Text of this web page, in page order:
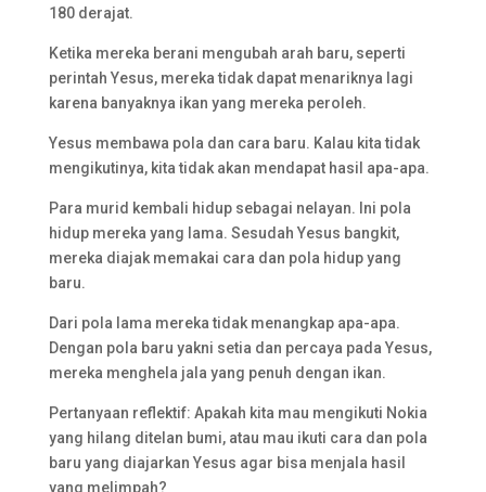
180 derajat.
Ketika mereka berani mengubah arah baru, seperti
perintah Yesus, mereka tidak dapat menariknya lagi
karena banyaknya ikan yang mereka peroleh.
Yesus membawa pola dan cara baru. Kalau kita tidak
mengikutinya, kita tidak akan mendapat hasil apa-apa.
Para murid kembali hidup sebagai nelayan. Ini pola
hidup mereka yang lama. Sesudah Yesus bangkit,
mereka diajak memakai cara dan pola hidup yang
baru.
Dari pola lama mereka tidak menangkap apa-apa.
Dengan pola baru yakni setia dan percaya pada Yesus,
mereka menghela jala yang penuh dengan ikan.
Pertanyaan reflektif: Apakah kita mau mengikuti Nokia
yang hilang ditelan bumi, atau mau ikuti cara dan pola
baru yang diajarkan Yesus agar bisa menjala hasil
yang melimpah?